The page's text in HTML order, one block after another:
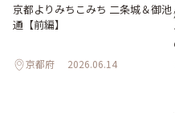
京都よりみちこみち 二条城＆御池
通【前編】
京都府 2026.06.14